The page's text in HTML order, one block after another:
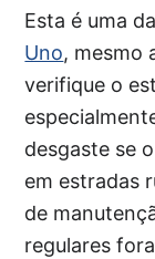
Esta é uma
Uno, mesmo
verifique o
desgaste se
em estradas
de
regulares